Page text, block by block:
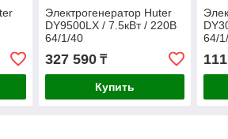
Электрогенератор Huter
DY9500LХ / 7.5кВт / 220В
64/1/40
327 590₸
Купить
64/